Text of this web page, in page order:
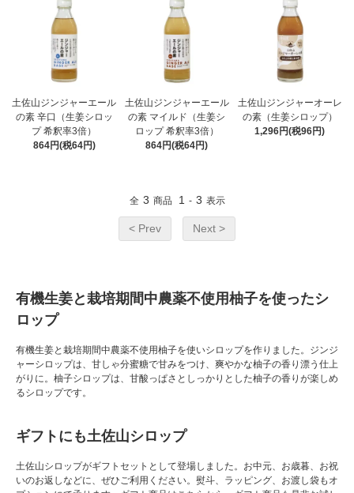
土佐山ジンジャーエール
の素 辛口（生姜シロッ
プ 希釈率3倍）
864円(税64円)
土佐山ジンジャーエール
の素 マイルド（生姜シ
ロップ 希釈率3倍）
864円(税64円)
土佐山ジンジャーオーレ
の素（生姜シロップ）
1,296円(税96円)
全 3 商品 1 - 3 表示
< Prev Next >
有機生姜と栽培期間中農薬不使用柚子を使ったシ
ロップ
有機生姜と栽培期間中農薬不使用柚子を使いシロップを作りました。ジンジ
ャーシロップは、甘しゃ分蜜糖で甘みをつけ、爽やかな柚子の香り漂う仕上
がりに。柚子シロップは、甘酸っぱさとしっかりとした柚子の香りが楽しめ
るシロップです。
ギフトにも土佐山シロップ
土佐山シロップがギフトセットとして登場しました。お中元、お歳暮、お祝
いのお返しなどに、ぜひご利用ください。熨斗、ラッピング、お渡し袋もオ